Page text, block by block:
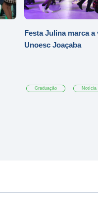
Festa Julina marca a
Unoesc Joaçaba
Graduação Notícia